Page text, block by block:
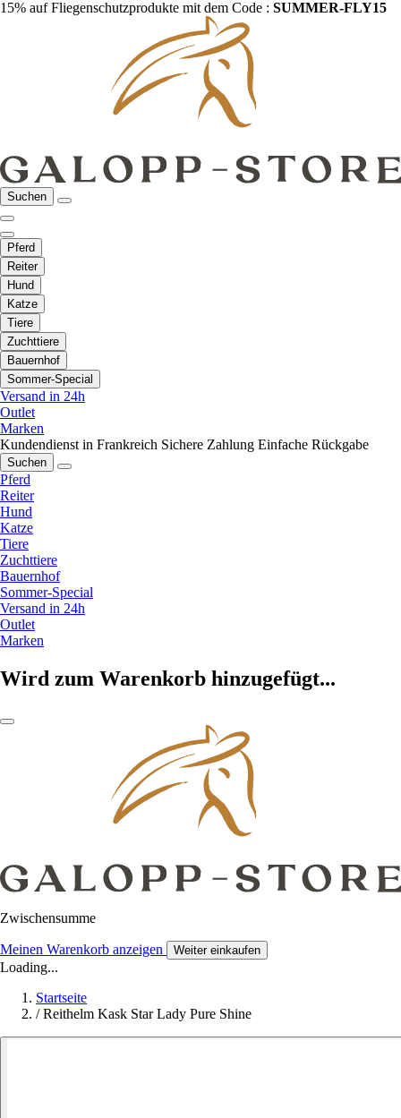
15% auf Fliegenschutzprodukte mit dem Code : SUMMER-FLY15
Suchen
Pferd
Reiter
Hund
Katze
Tiere
Zuchttiere
Bauernhof
Sommer-Special
Versand in 24h
Outlet
Marken
Kundendienst in Frankreich Sichere Zahlung Einfache Rückgabe
Suchen
Pferd
Reiter
Hund
Katze
Tiere
Zuchttiere
Bauernhof
Sommer-Special
Versand in 24h
Outlet
Marken
Wird zum Warenkorb hinzugefügt...
Zwischensumme
Meinen Warenkorb anzeigen Weiter einkaufen
Loading...
Startseite
/ Reithelm Kask Star Lady Pure Shine